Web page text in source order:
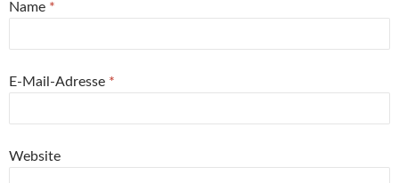
Name *
E-Mail-Adresse *
Website